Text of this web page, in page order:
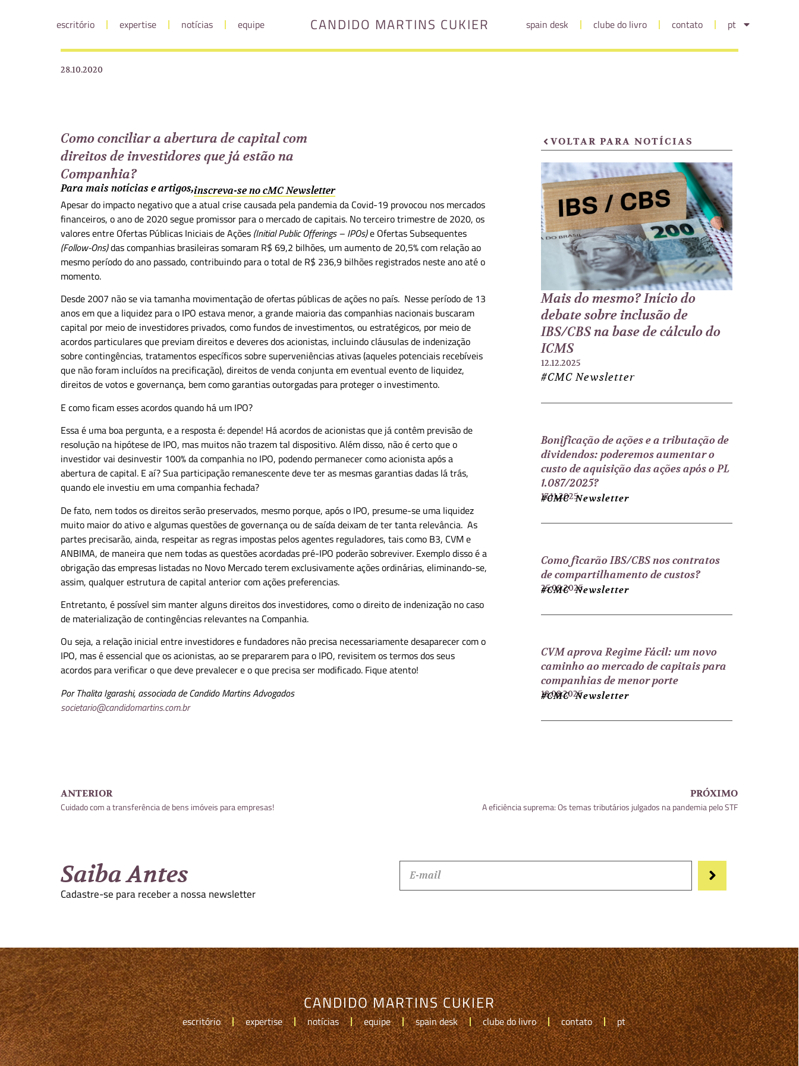
escritório expertise notícias equipe CANDIDO MARTINS CUKIER spain desk clube do livro contato pt
28.10.2020
Como conciliar a abertura de capital com
direitos de investidores que já estão na
Companhia?
Para mais notícias e artigos,inscreva-se no cMC Newsletter
Apesar do impacto negativo que a atual crise causada pela pandemia da Covid-19 provocou nos mercados
financeiros, o ano de 2020 segue promissor para o mercado de capitais. No terceiro trimestre de 2020, os
valores entre Ofertas Públicas Iniciais de Ações (Initial Public Offerings – IPOs)e Ofertas Subsequentes
(Follow-Ons)das companhias brasileiras somaram R$ 69,2 bilhões, um aumento de 20,5% com relação ao
mesmo período do ano passado, contribuindo para o total de R$ 236,9 bilhões registrados neste ano até o
momento.
Desde 2007 não se via tamanha movimentação de ofertas públicas de ações no país. Nesse período de 13
anos em que a liquidez para o IPO estava menor, a grande maioria das companhias nacionais buscaram
capital por meio de investidores privados, como fundos de investimentos, ou estratégicos, por meio de
acordos particulares que previam direitos e deveres dos acionistas, incluindo cláusulas de indenização
sobre contingências, tratamentos específicos sobre superveniências ativas (aqueles potenciais recebíveis
que não foram incluídos na precificação), direitos de venda conjunta em eventual evento de liquidez,
direitos de votos e governança, bem como garantias outorgadas para proteger o investimento.
E como ficam esses acordos quando há um IPO?
Essa é uma boa pergunta, e a resposta é: depende! Há acordos de acionistas que já contêm previsão de
resolução na hipótese de IPO, mas muitos não trazem tal dispositivo. Além disso, não é certo que o
investidor vai desinvestir 100% da companhia no IPO, podendo permanecer como acionista após a
abertura de capital. E aí? Sua participação remanescente deve ter as mesmas garantias dadas lá trás,
quando ele investiu em uma companhia fechada?
De fato, nem todos os direitos serão preservados, mesmo porque, após o IPO, presume-se uma liquidez
muito maior do ativo e algumas questões de governança ou de saída deixam de ter tanta relevância. As
partes precisarão, ainda, respeitar as regras impostas pelos agentes reguladores, tais como B3, CVM e
ANBIMA, de maneira que nem todas as questões acordadas pré-IPO poderão sobreviver. Exemplo disso é a
obrigação das empresas listadas no Novo Mercado terem exclusivamente ações ordinárias, eliminando-se,
assim, qualquer estrutura de capital anterior com ações preferencias.
Entretanto, é possível sim manter alguns direitos dos investidores, como o direito de indenização no caso
de materialização de contingências relevantes na Companhia.
Ou seja, a relação inicial entre investidores e fundadores não precisa necessariamente desaparecer com o
IPO, mas é essencial que os acionistas, ao se prepararem para o IPO, revisitem os termos dos seus
acordos para verificar o que deve prevalecer e o que precisa ser modificado. Fique atento!
Por Thalita Igarashi, associada de Candido Martins Advogados
societario@candidomartins.com.br
VOLTAR PARA NOTÍCIAS
Mais do mesmo? Início do
debate sobre inclusão de
IBS/CBS na base de cálculo do
ICMS
12.12.2025
#CMC Newsletter
Bonificação de ações e a tributação de
dividendos: poderemos aumentar o
custo de aquisição das ações após o PL
1.087/2025?
17.11.2025
#CMC Newsletter
Como ficarão IBS/CBS nos contratos
de compartilhamento de custos?
25.09.2025
#CMC Newsletter
CVM aprova Regime Fácil: um novo
caminho ao mercado de capitais para
companhias de menor porte
18.08.2025
#CMC Newsletter
ANTERIOR
Cuidado com a transferência de bens imóveis para empresas!
PRÓXIMO
A eficiência suprema: Os temas tributários julgados na pandemia pelo STF
Saiba Antes
Cadastre-se para receber a nossa newsletter
CANDIDO MARTINS CUKIER
escritório expertise notícias equipe spain desk clube do livro contato pt